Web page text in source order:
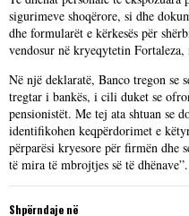
sigurimeve shoqërore, si dhe
dhe formularët e kërkesës për
vendosur në kryeqytetin
Në një deklaratë, Banco tregon se
tregtar i bankës, i cili duket se
pensionistët. Me tej ata shtuan se
identifikohen keqpërdorimet e
përparësi kryesore për firmën dhe
të mira të mbrojtjes së të dhënave”.
Shpërndaje në